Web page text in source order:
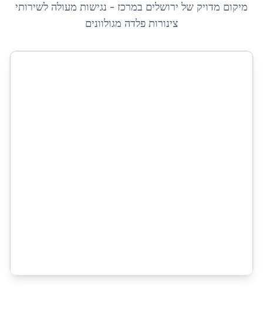
מיקום מדויק של ירושלים במרכז - נגישות מעולה לשירותי
צינורות פלדה מגולוונים